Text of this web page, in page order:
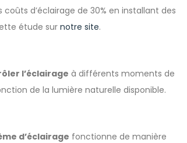
d’éclairage de 30% en installant des
étude sur notre site.
l’éclairage à différents moments de
de la lumière naturelle disponible.
d’éclairage fonctionne de manière